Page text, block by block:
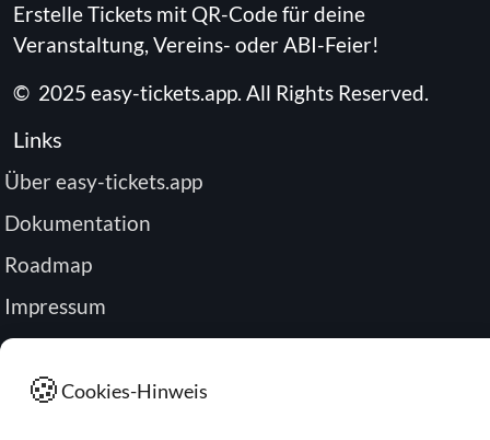
Erstelle Tickets mit QR-Code für deine
Veranstaltung, Vereins- oder ABI-Feier!
© 2025 easy-tickets.app. All Rights Reserved.
Links
Über easy-tickets.app
Dokumentation
Roadmap
Impressum
Datenschutz
Passwort zurücksetzen
🍪Cookies-Hinweis